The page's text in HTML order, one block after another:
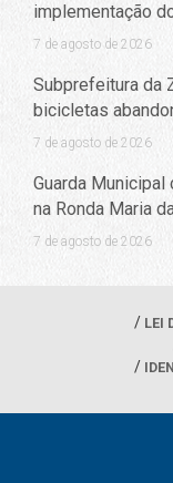
implementação
7 de agosto de 2026
Subprefeitura da
bicicletas
7 de agosto de 2026
Guarda
na Ronda Maria
7 de agosto de 2026
LEI